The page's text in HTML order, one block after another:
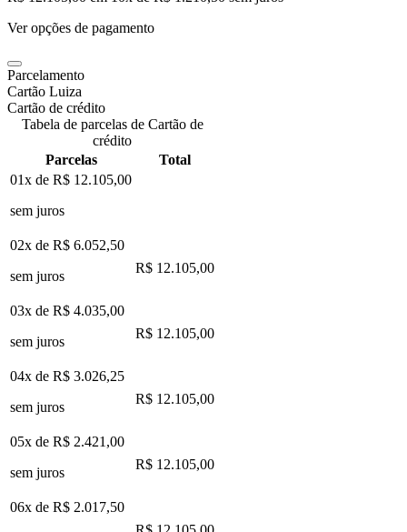
Ver opções de pagamento
Parcelamento
Cartão Luiza
Cartão de crédito
Tabela de parcelas de Cartão de
crédito
Parcelas
Total
01x de R$ 12.105,00
sem juros
02x de R$ 6.052,50
sem juros
R$ 12.105,00
03x de R$ 4.035,00
sem juros
R$ 12.105,00
04x de R$ 3.026,25
sem juros
R$ 12.105,00
05x de R$ 2.421,00
sem juros
R$ 12.105,00
06x de R$ 2.017,50